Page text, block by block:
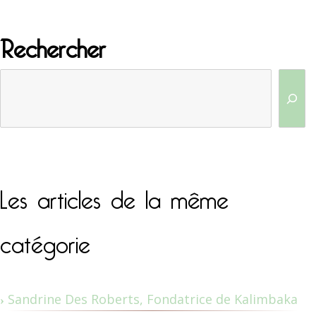
Rechercher
Les articles de la même
catégorie
Sandrine Des Roberts, Fondatrice de Kalimbaka